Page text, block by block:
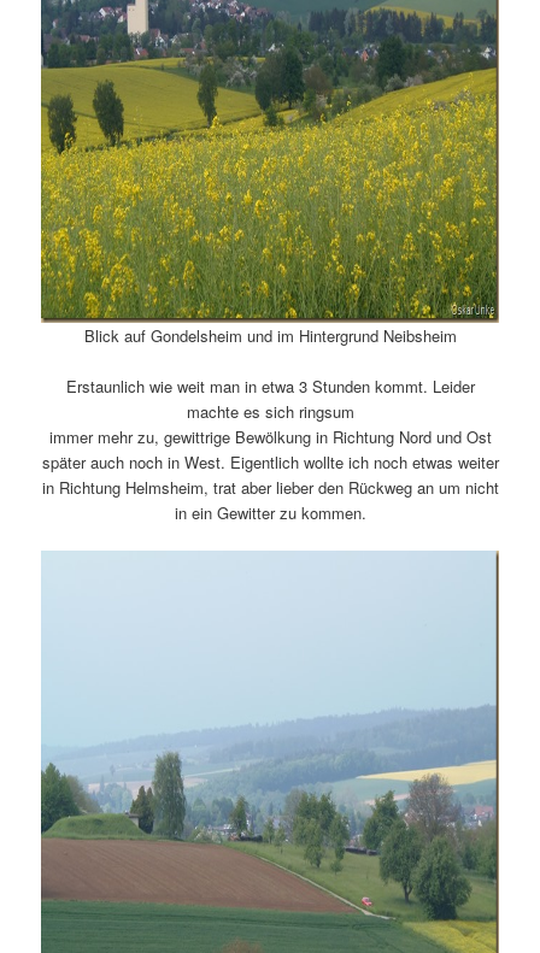
Blick auf Gondelsheim und im Hintergrund Neibsheim
Erstaunlich wie weit man in etwa 3 Stunden kommt. Leider
machte es sich ringsum
immer mehr zu, gewittrige Bewölkung in Richtung Nord und Ost
später auch noch in West. Eigentlich wollte ich noch etwas weiter
in Richtung Helmsheim, trat aber lieber den Rückweg an um nicht
in ein Gewitter zu kommen.